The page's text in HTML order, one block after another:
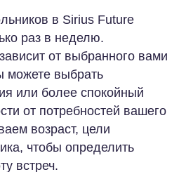
в Sirius Future
раз в неделю.
от выбранного вами
можете выбрать
или более спокойный
от потребностей вашего
возраст, цели
чтобы определить
встреч.